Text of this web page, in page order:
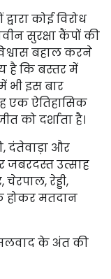
कोई विरोध
सुरक्षा कैंपों की
बहाल करने
है कि बस्तर में
भी इस बार
एक ऐतिहासिक
को दर्शाता है।
दंतेवाड़ा और
जबरदस्त उत्साह
रेड्डी,
होकर मतदान
के अंत की